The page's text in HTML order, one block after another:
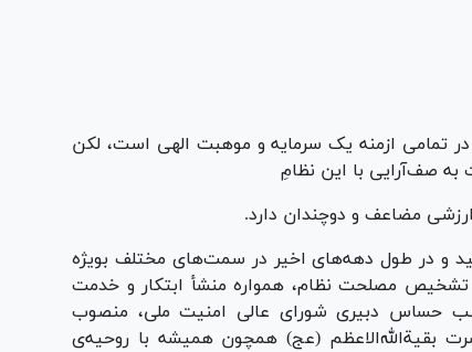
تمامی ازمنه یک سرمایه و موهبت الهی است، لکن
به صف‌آرایی با این نظامِ
مضاعف و دوچندان دارد.
و در طول دهه‌های اخیر در سمت‌های مختلف بویژه
مصلحت نظام، همواره منشأ ابتکار و خدمت
حساس دبیری شورای عالی امنیت ملی، منصوب
بقیة‌الله‌الاعظم (عج) همچون همیشه با روحیه‌ی